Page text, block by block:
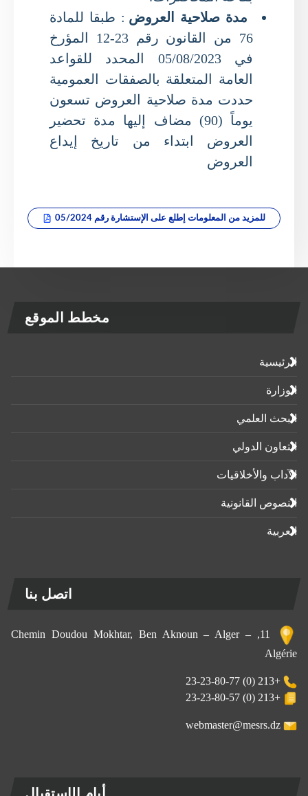
مدة صلاحية العروض : طبقا للمادة
76 من القانون رقم 23-12 المؤرخ
في 05/08/2023 المحدد للقواعد
العامة المتعلقة بالصفقات العمومية
حددت مدة صلاحية العروض تسعون
يوماً (90) مضاف إليها مدة تحضير
العروض ابتداء من تاريخ إيداع
العروض
للمزيد من المعلومات إطلع على الإستشارة رقم 05/2024
مخطط الموقع
الرئيسية
الوزارة
البحث العلمي
التعاون الدولي
الآداب واﻷخلاقيات
النصوص القانونية
العربية
اتصل بنا
11, Chemin Doudou Mokhtar, Ben Aknoun – Alger –
Algérie
+213 (0) 23-23-80-77
+213 (0) 23-23-80-57
webmaster@mesrs.dz